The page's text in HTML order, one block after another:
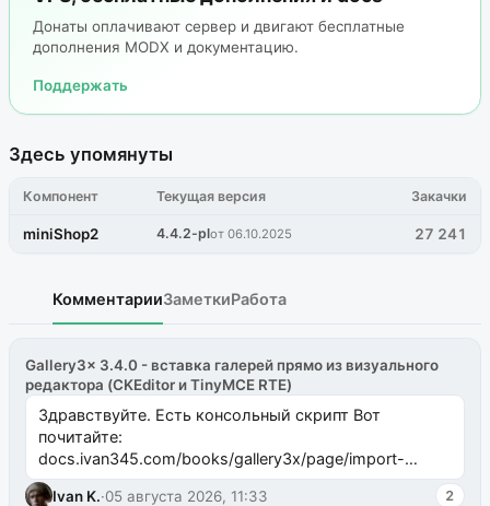
Донаты оплачивают сервер и двигают бесплатные
дополнения MODX и документацию.
Поддержать
Здесь упомянуты
Компонент Текущая версия Закачки
miniShop2 4.4.2-plот 06.10.2025 27 241
КомментарииЗаметкиРабота
Gallery3x 3.4.0 - вставка галерей прямо из визуального
редактора (CKEditor и TinyMCE RTE)
Здравствуйте. Есть консольный скрипт Вот
почитайте:
docs.ivan345.com/books/gallery3x/page/import-
ms2galleryphp
Ivan K.·05 августа 2026, 11:33 2